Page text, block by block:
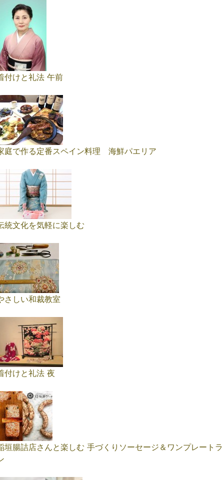
付けと礼法 午前
庭で作る定番スペイン料理 海鮮パエリア
統文化を気軽に楽しむ
さしい和裁教室
付けと礼法 夜
垣腸詰店さんと楽しむ 手づくりソーセージ＆ワンプレートラ